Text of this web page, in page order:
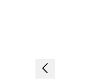
Navigation